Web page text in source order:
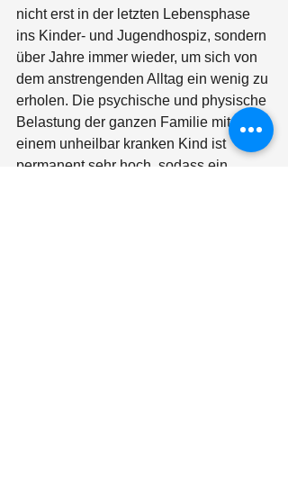
nicht erst in der letzten Lebensphase
ins Kinder- und Jugendhospiz, sondern
über Jahre immer wieder, um sich von
dem anstrengenden Alltag ein wenig zu
erholen. Die psychische und physische
Belastung der ganzen Familie mit
einem unheilbar kranken Kind ist
permanent sehr hoch, sodass ein